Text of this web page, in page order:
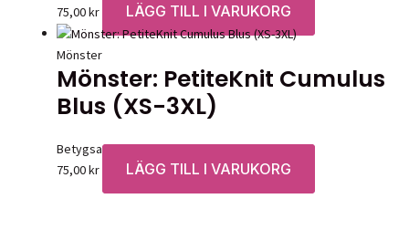
75,00kr LÄGG TILL I VARUKORG
Mönster
Mönster: PetiteKnit Cumulus
Blus (XS-3XL)
Betygsatt0av 5
75,00kr LÄGG TILL I VARUKORG